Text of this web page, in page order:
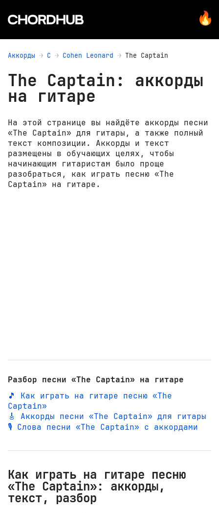
Аккорды C Cohen Leonard The Captain
The Captain: аккорды
на гитаре
На этой странице вы найдёте аккорды песни
«The Captain» для гитары, а также полный
текст композиции. Аккорды и текст
размещены в обучающих целях, чтобы
начинающим гитаристам было проще
разобраться, как играть песню «The
Captain» на гитаре.
Разбор песни «The Captain» на гитаре
🎵 Как играть на гитаре песню «The
Captain»
🎸 Аккорды песни «The Captain» для гитары
🎙️ Слова песни «The Captain» с аккордами
Как играть на гитаре песню
«The Captain»: аккорды,
текст, разбор